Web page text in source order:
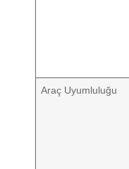
Araç Uyumluluğu